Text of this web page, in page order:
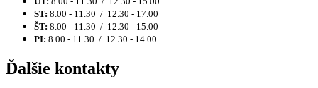
ST: 8.00 - 11.30 / 12.30 - 17.00
ŠT: 8.00 - 11.30 / 12.30 - 15.00
PI: 8.00 - 11.30 / 12.30 - 14.00
Ďalšie kontakty